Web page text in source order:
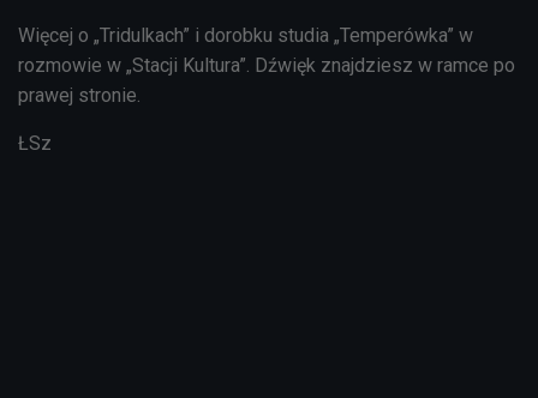
Więcej o „Tridulkach” i dorobku studia „Temperówka” w
rozmowie w „Stacji Kultura”. Dźwięk znajdziesz w ramce po
prawej stronie.
ŁSz